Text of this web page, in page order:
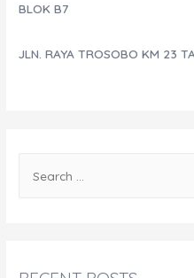
BLOK B7
JLN. RAYA TROSOBO KM 23